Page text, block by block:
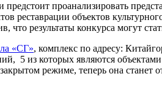
предстоит проанализировать
реставрации объектов
что результаты конкурса могут
«СГ», комплекс по адресу:
5 из которых являются
режиме, теперь она